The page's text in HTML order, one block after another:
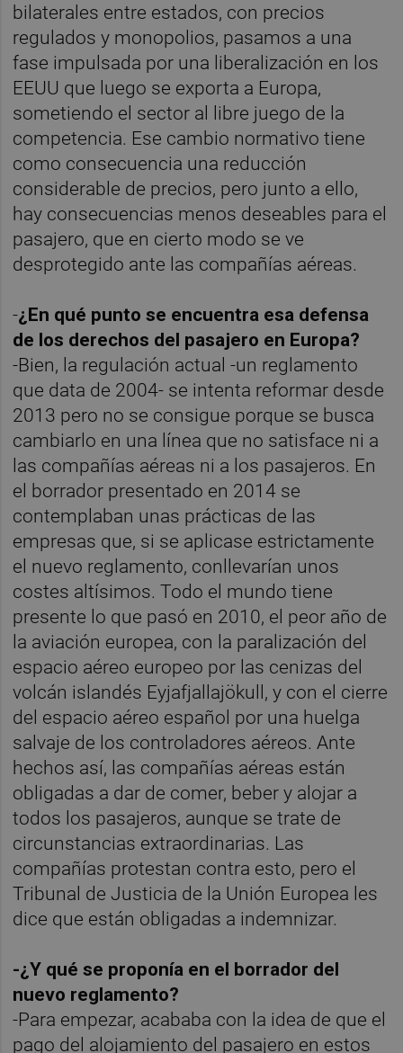
bilaterales entre estados, con precios
regulados y monopolios, pasamos a una
fase impulsada por una liberalización en los
EEUU que luego se exporta a Europa,
sometiendo el sector al libre juego de la
competencia. Ese cambio normativo tiene
como consecuencia una reducción
considerable de precios, pero junto a ello,
hay consecuencias menos deseables para el
pasajero, que en cierto modo se ve
desprotegido ante las compañías aéreas.
-¿En qué punto se encuentra esa defensa
de los derechos del pasajero en Europa?
-Bien, la regulación actual -un reglamento
que data de 2004- se intenta reformar desde
2013 pero no se consigue porque se busca
cambiarlo en una línea que no satisface ni a
las compañías aéreas ni a los pasajeros. En
el borrador presentado en 2014 se
contemplaban unas prácticas de las
empresas que, si se aplicase estrictamente
el nuevo reglamento, conllevarían unos
costes altísimos. Todo el mundo tiene
presente lo que pasó en 2010, el peor año de
la aviación europea, con la paralización del
espacio aéreo europeo por las cenizas del
volcán islandés Eyjafjallajökull, y con el cierre
del espacio aéreo español por una huelga
salvaje de los controladores aéreos. Ante
hechos así, las compañías aéreas están
obligadas a dar de comer, beber y alojar a
todos los pasajeros, aunque se trate de
circunstancias extraordinarias. Las
compañías protestan contra esto, pero el
Tribunal de Justicia de la Unión Europea les
dice que están obligadas a indemnizar.
-¿Y qué se proponía en el borrador del
nuevo reglamento?
-Para empezar, acababa con la idea de que el
pago del alojamiento del pasajero en estos